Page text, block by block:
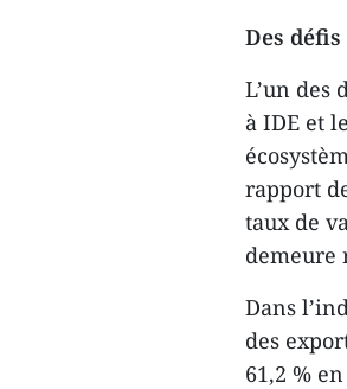
Des
L’un des
à IDE et
rapport
taux de
demeure
Dans
des
61,2 %